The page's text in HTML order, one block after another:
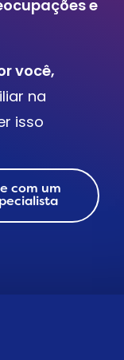
e
você,
na
isso
com um